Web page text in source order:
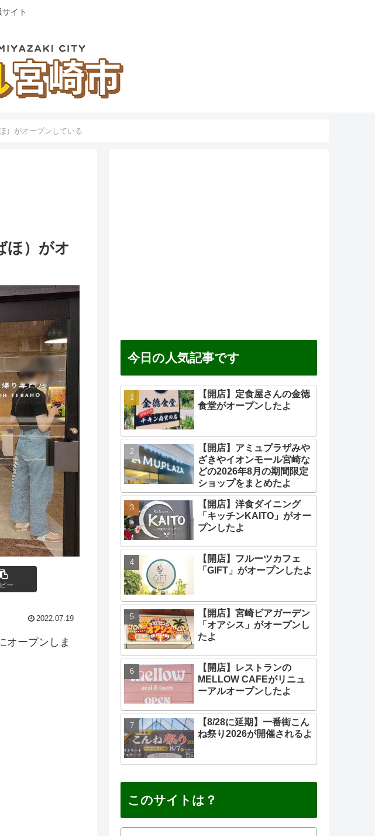
イト
）がオープンしている
ほ）がオ
ー
2022.07.19
オープンしま
今日の人気記事です
【開店】定食屋さんの金徳
食堂がオープンしたよ
【開店】アミュプラザみや
ざきやイオンモール宮崎な
どの2026年8月の期間限定
ショップをまとめたよ
【開店】洋食ダイニング
「キッチンKAITO」がオー
プンしたよ
【開店】フルーツカフェ
「GIFT」がオープンしたよ
【開店】宮崎ビアガーデン
「オアシス」がオープンし
たよ
【開店】レストランの
MELLOW CAFEがリニュ
ーアルオープンしたよ
【8/28に延期】一番街こん
ね祭り2026が開催されるよ
このサイトは？